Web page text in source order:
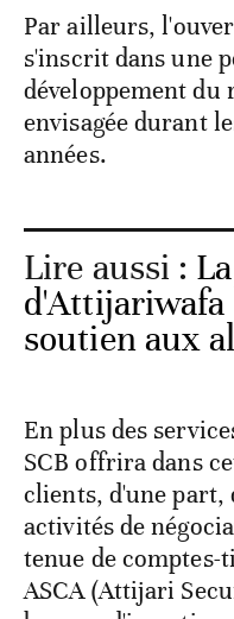
Par ailleurs,
s'inscrit dans une
développement du
envisagée durant
années.
Lire aussi :
d'Attijariwafa
soutien aux
En plus des
SCB offrira dans
clients, d'une part,
activités de
tenue de comptes-
ASCA (Attijari